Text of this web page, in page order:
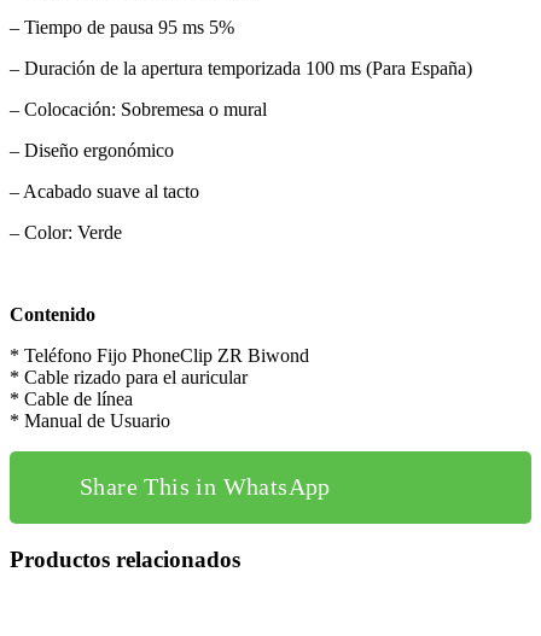
– Tiempo de pausa 95 ms 5%
– Duración de la apertura temporizada 100 ms (Para España)
– Colocación: Sobremesa o mural
– Diseño ergonómico
– Acabado suave al tacto
– Color: Verde
Contenido
* Teléfono Fijo PhoneClip ZR Biwond
* Cable rizado para el auricular
* Cable de línea
* Manual de Usuario
Share This in WhatsApp
Productos relacionados